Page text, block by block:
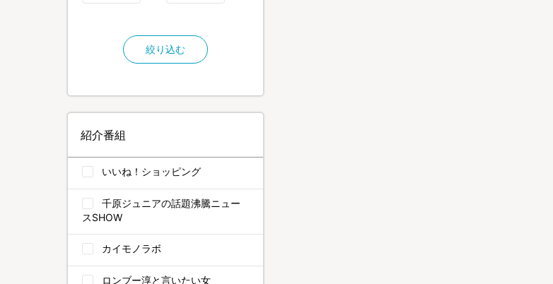
絞り込む
紹介番組
いいね！ショッピング
千原ジュニアの話題沸騰ニュー
スSHOW
カイモノラボ
ロンブー淳と言いたい女